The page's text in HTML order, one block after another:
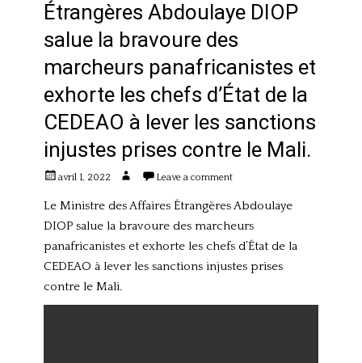
Étrangères Abdoulaye DIOP
salue la bravoure des
marcheurs panafricanistes et
exhorte les chefs d’État de la
CEDEAO à lever les sanctions
injustes prises contre le Mali.
Postedavril 1, 2022 Author Leave a comment
Le Ministre des Affaires Étrangères Abdoulaye
DIOP salue la bravoure des marcheurs
panafricanistes et exhorte les chefs d’État de la
CEDEAO à lever les sanctions injustes prises
contre le Mali.